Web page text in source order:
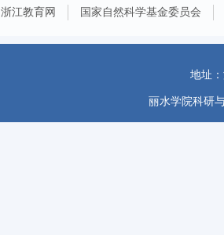
浙江教育网 国家自然科学基金委员会
地址
丽水学院科研